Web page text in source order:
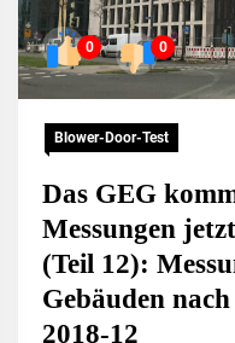
0 0
Blower-Door-Test
Das GEG
Messungen
(Teil 12):
Gebäuden
2018-12